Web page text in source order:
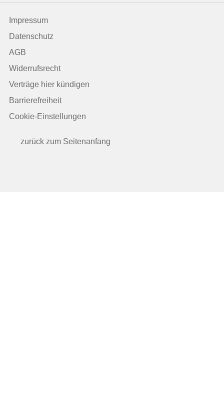
Impressum
Datenschutz
AGB
Widerrufsrecht
Verträge hier kündigen
Barrierefreiheit
Cookie-Einstellungen
zurück zum Seitenanfang